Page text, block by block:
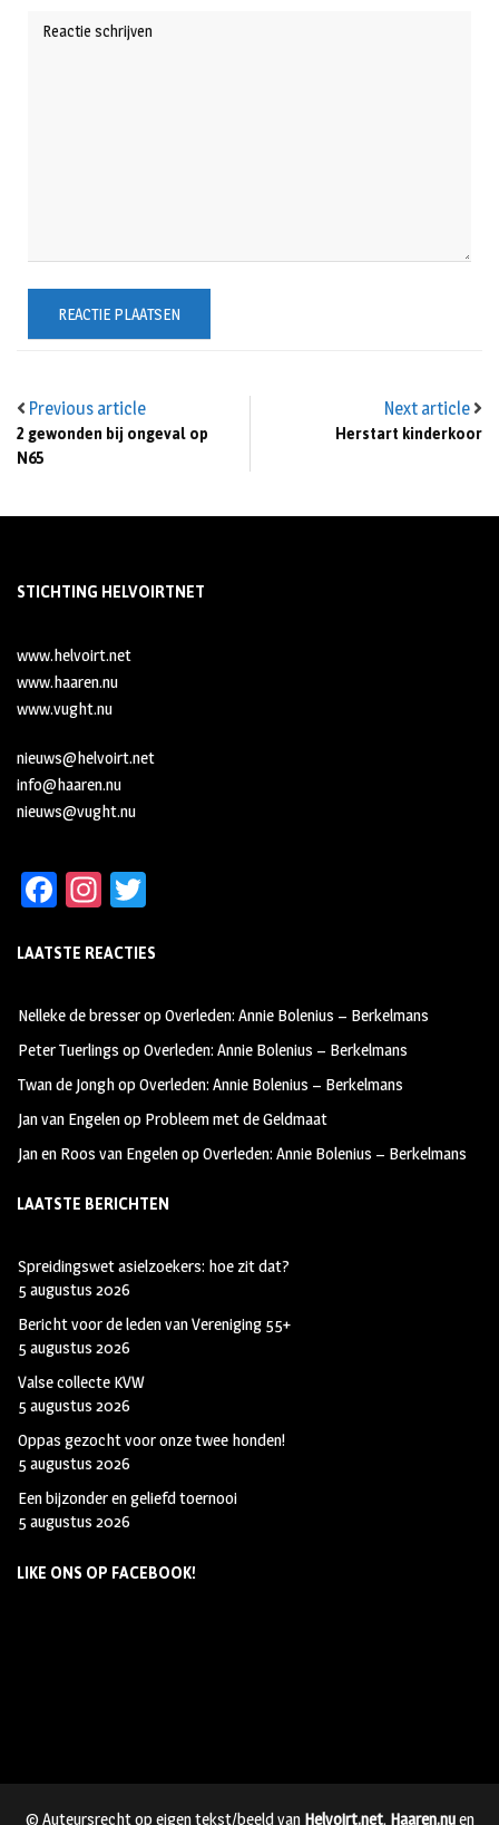
Previous article
2 gewonden bij ongeval op
N65
Next article
Herstart kinderkoor
STICHTING HELVOIRTNET
www.helvoirt.net
www.haaren.nu
www.vught.nu
nieuws@helvoirt.net
info@haaren.nu
nieuws@vught.nu
Fa
b
oo
k
In
ag
m
tt
LAATSTE REACTIES
Nelleke de bresseropOverleden: Annie Bolenius – Berkelmans
Peter Tuerlings opOverleden: Annie Bolenius – Berkelmans
Twan de JonghopOverleden: Annie Bolenius – Berkelmans
Jan van Engelenop Probleem met de Geldmaat
Jan en Roos van EngelenopOverleden: Annie Bolenius – Berkelmans
LAATSTE BERICHTEN
Spreidingswet asielzoekers: hoe zit dat?
5 augustus 2026
Bericht voor de leden van Vereniging 55+
5 augustus 2026
Valse collecte KVW
5 augustus 2026
Oppas gezocht voor onze twee honden!
5 augustus 2026
Een bijzonder en geliefd toernooi
5 augustus 2026
LIKE ONS OP FACEBOOK!
© Auteursrecht op eigen tekst/beeld van Helvoirt.net, Haaren.nuen